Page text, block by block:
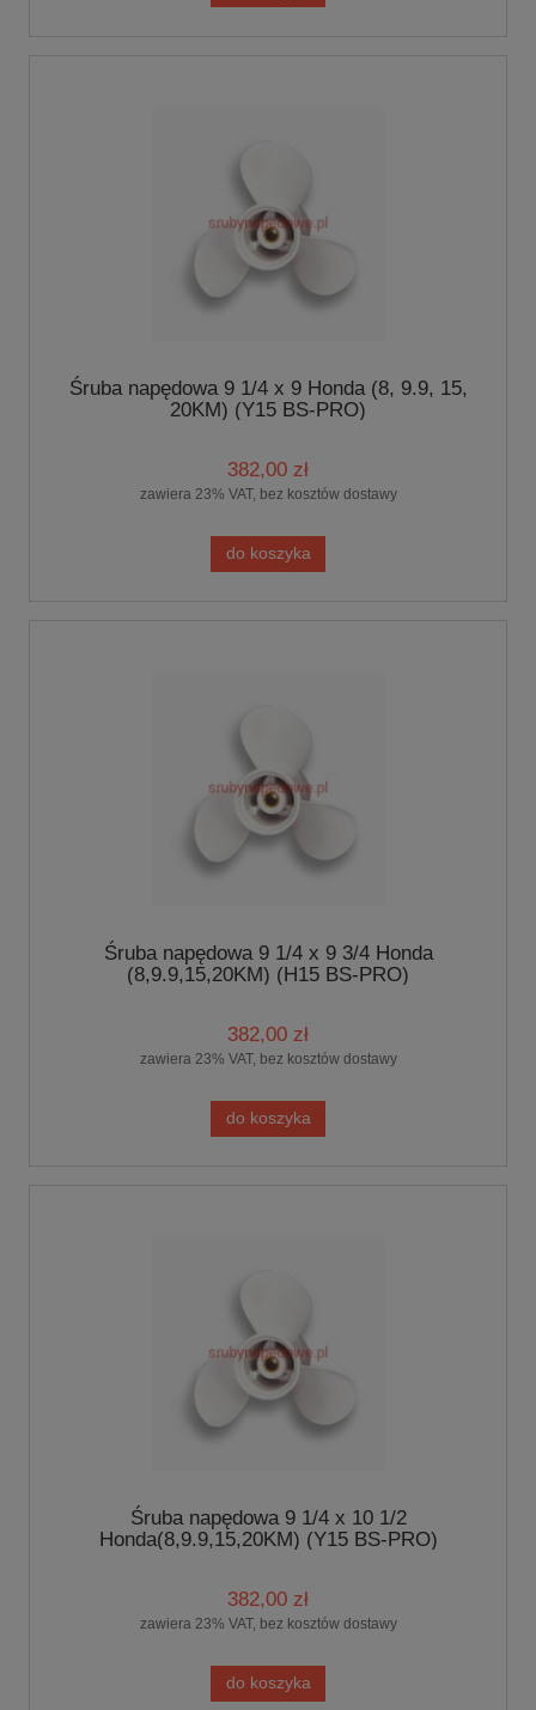
Śruba napędowa 9 1/4 x 9 Honda (8, 9.9, 15,
20KM) (Y15 BS-PRO)
382,00 zł
zawiera 23% VAT, bez kosztów dostawy
do koszyka
Śruba napędowa 9 1/4 x 9 3/4 Honda
(8,9.9,15,20KM) (H15 BS-PRO)
382,00 zł
zawiera 23% VAT, bez kosztów dostawy
do koszyka
Śruba napędowa 9 1/4 x 10 1/2
Honda(8,9.9,15,20KM) (Y15 BS-PRO)
382,00 zł
zawiera 23% VAT, bez kosztów dostawy
do koszyka